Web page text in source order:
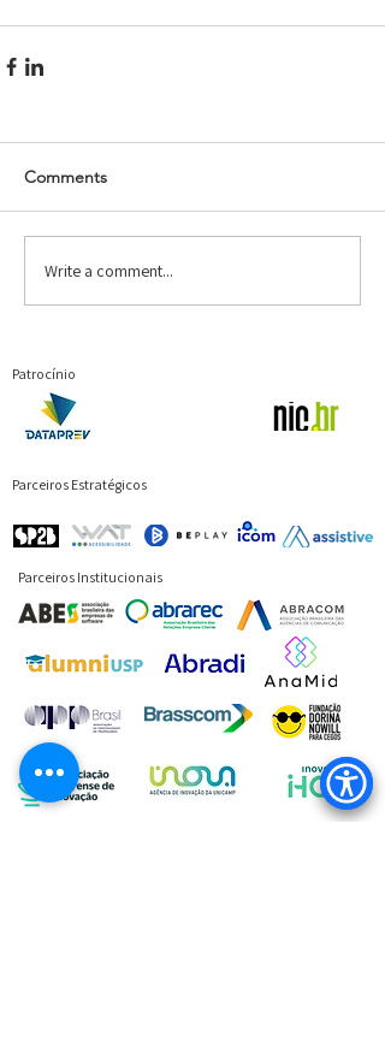
Comments
Write a comment...
Patrocínio
Parceiros Estratégicos
Parceiros Institucionais